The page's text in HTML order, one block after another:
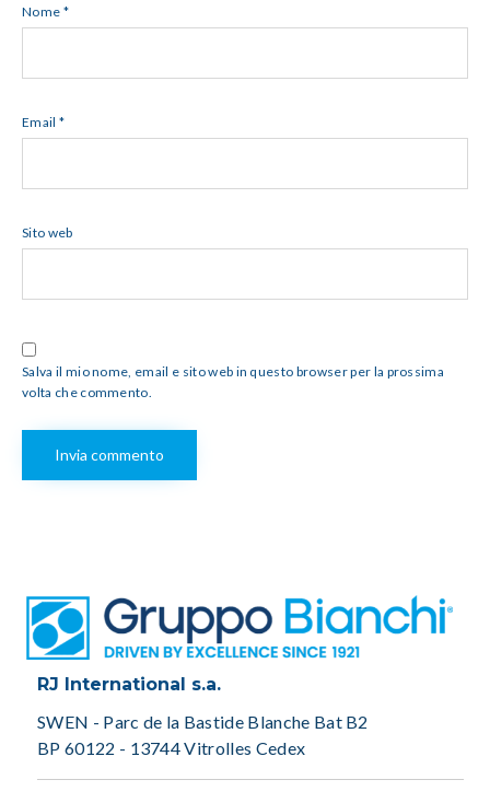
Nome *
Email *
Sito web
Salva il mio nome, email e sito web in questo browser per la prossima
volta che commento.
RJ International s.a.
SWEN - Parc de la Bastide Blanche Bat B2
BP 60122 - 13744 Vitrolles Cedex